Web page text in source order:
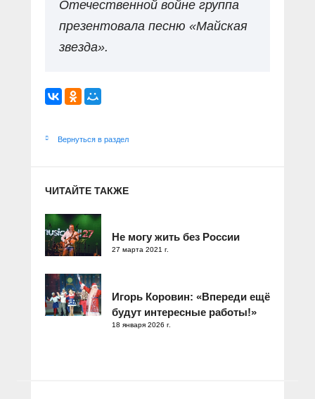
Отечественной войне группа
презентовала песню «Майская
звезда».
Вернуться в раздел
ЧИТАЙТЕ ТАКЖЕ
Не могу жить без России
27 марта 2021 г.
Игорь Коровин: «Впереди ещё
будут интересные работы!»
18 января 2026 г.